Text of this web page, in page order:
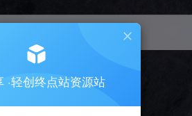
抖音 小红书 快手
·轻创终点站资源站